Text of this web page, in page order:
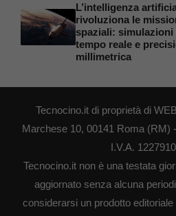
L’intelligenza
rivoluziona le
spaziali: simulazioni
tempo reale e
millimetrica
Tecnocino.it di proprietà di
Marchese 10, 00141 Roma (RM)
I.V.A.
Tecnocino.it non è una testata
aggiornato senza alcuna
considerarsi un prodotto